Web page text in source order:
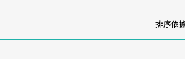
排序依